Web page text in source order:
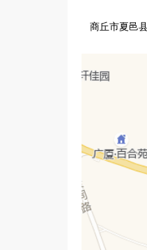
告投放则精
北辰传媒始
砥砺前行，
商丘市夏邑